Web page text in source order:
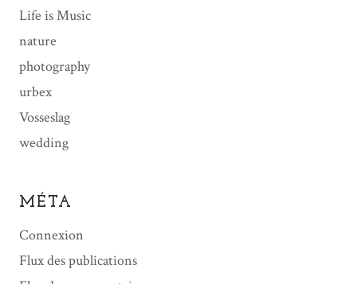
Life is Music
nature
photography
urbex
Vosseslag
wedding
MÉTA
Connexion
Flux des publications